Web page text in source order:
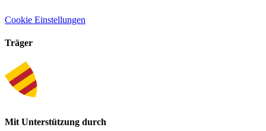
Cookie Einstellungen
Träger
Mit Unterstützung durch